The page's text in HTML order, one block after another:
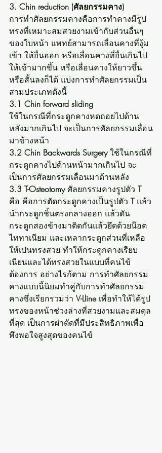
3. Chin reduction (ศัลยกรรมคาง)
การทำศัลยกรรมคางคือการทำคางมีรูป
ทรงที่เหมาะสมสวยงามเข้ากับส่วนอื่นๆ
ของใบหน้า แพทย์สามารถเลื่อนคางที่งุ้ม
เข้า ให้ยื่นออก หรือเลื่อนคางที่ยื่นเกินไป
ให้เข้ามากขึ้น หรือเลื่อนคางให้ยาวขึ้น
หรือสั้นลงก็ได้ แบ่งการทำศัลยกรรมเป็น
สามประเภทดังนี้
3.1 Chin forward sliding
ใช้ในกรณีที่กระดูกคางหดถอยไปด้าน
หลังมากเกินไป จะเป็นการศัลยกรรมเลื่อน
มาข้างหน้า
3.2 Chin Backwards Surgery ใช้ในกรณีที่
กระดูกคางไปด้านหน้ามากเกินไป จะ
เป็นการศัลยกรรมเลื่อนมาด้านหลัง
3.3 T-Osteotomy ศัลยกรรมคางรูปตัว T
คือ คือการตัดกระดูกคางเป็นรูปตัว T แล้ว
นำกระดูกชิ้นตรงกลางออก แล้วดัน
กระดูกสองข้างมาติดกันแล้วยึดด้วยน๊อต
ไททาเนียม และเหลากระดูกส่วนที่เหลือ
ให้เปนทรงสวย ทำให้กระดูกคางเรียบ
เนียนและได้ทรงสวยในแบบที่คนไข้
ต้องการ อย่างไรก้ตาม การทำศัลยกรรม
คางแบบนี้นิยมทำคู่กับการทำศัลยกรรม
คางซึ่งเรียกรวมว่า V-Lline เพื่อทำให้ได้รูป
ทรงของหน้าช่วงล่างที่สวยงามและสมดุล
ที่สุด เป็นการผ่าตัดที่มีประสิทธิภาพเพื่อ
พึงพอใจสูงสุดของคนไข้